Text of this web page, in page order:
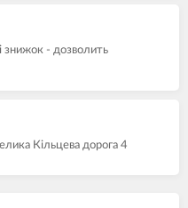
знижок - дозволить
Кільцева дорога 4